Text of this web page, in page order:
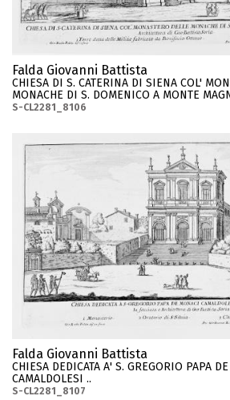
Falda Giovanni Battista
CHIESA DI S. CATERINA DI SIENA COL'
MONACHE DI S. DOMENICO A MONTE
S-CL2281_8106
Falda Giovanni Battista
CHIESA DEDICATA A' S. GREGORIO PAPA
CAMALDOLESI ..
S-CL2281_8107